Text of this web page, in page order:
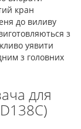
кран
до виливу
з
уявити
з головних
для